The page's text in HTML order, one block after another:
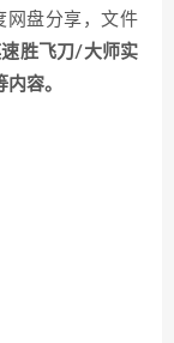
网盘分享，文件
胜飞刀/大师实
容。